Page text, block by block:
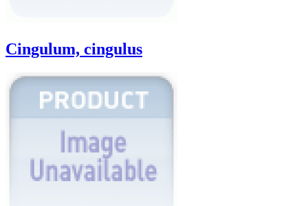
Cingulum, cingulus